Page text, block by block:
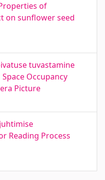
of
on sunflower seed
tuvastamine
Occupancy
Picture
Reading Process